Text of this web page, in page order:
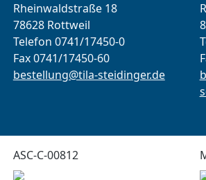
Rheinwaldstraße 18
78628 Rottweil
Telefon 0741/17450-0
Fax 0741/17450-60
bestellung@tila-steidinger.de
ASC-C-00812